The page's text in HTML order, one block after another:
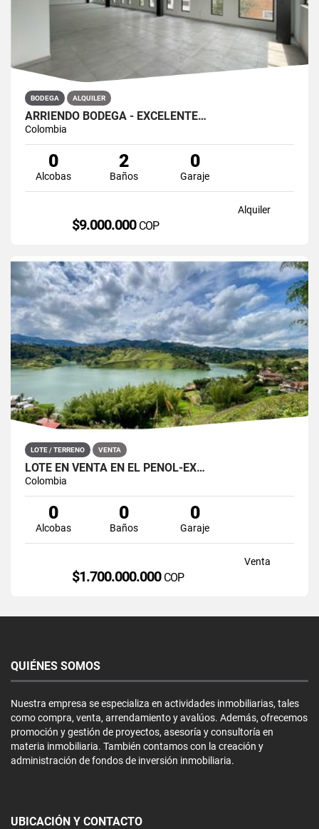
BODEGA ALQUILER
ARRIENDO BODEGA - EXCELENTE…
Colombia
0
Alcobas
2
Baños
0
Garaje
Alquiler
$9.000.000 COP
LOTE / TERRENO VENTA
LOTE EN VENTA EN EL PEÑOL-EX…
Colombia
0
Alcobas
0
Baños
0
Garaje
Venta
$1.700.000.000 COP
QUIÉNES SOMOS
Nuestra empresa se especializa en actividades inmobiliarias, tales
como compra, venta, arrendamiento y avalúos. Además, ofrecemos
promoción y gestión de proyectos, asesoría y consultoría en
materia inmobiliaria. También contamos con la creación y
administración de fondos de inversión inmobiliaria.
UBICACIÓN Y CONTACTO